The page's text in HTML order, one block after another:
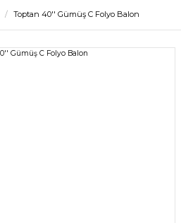
Toptan 40'' Gümüş C Folyo Balon